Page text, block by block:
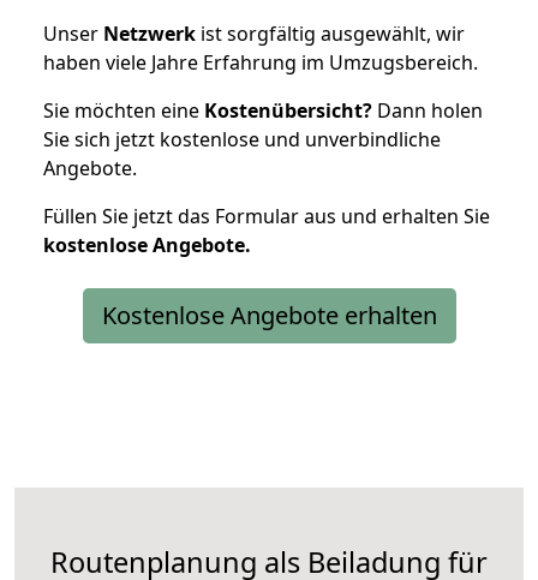
Unser Netzwerk ist sorgfältig ausgewählt, wir
haben viele Jahre Erfahrung im Umzugsbereich.
Sie möchten eine Kostenübersicht? Dann holen
Sie sich jetzt kostenlose und unverbindliche
Angebote.
Füllen Sie jetzt das Formular aus und erhalten Sie
kostenloseAngebote.
Kostenlose Angebote erhalten
Routenplanung als Beiladung für